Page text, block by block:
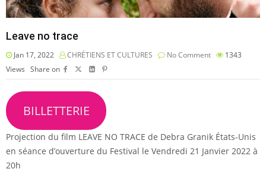
Leave no trace
Jan 17, 2022 CHRÉTIENS ET CULTURES No Comment
1343
Views Share on
BILLETTERIE
Projection du film LEAVE NO TRACE de Debra Granik États-Unis
en séance d’ouverture du Festival le Vendredi 21 Janvier 2022 à
20h